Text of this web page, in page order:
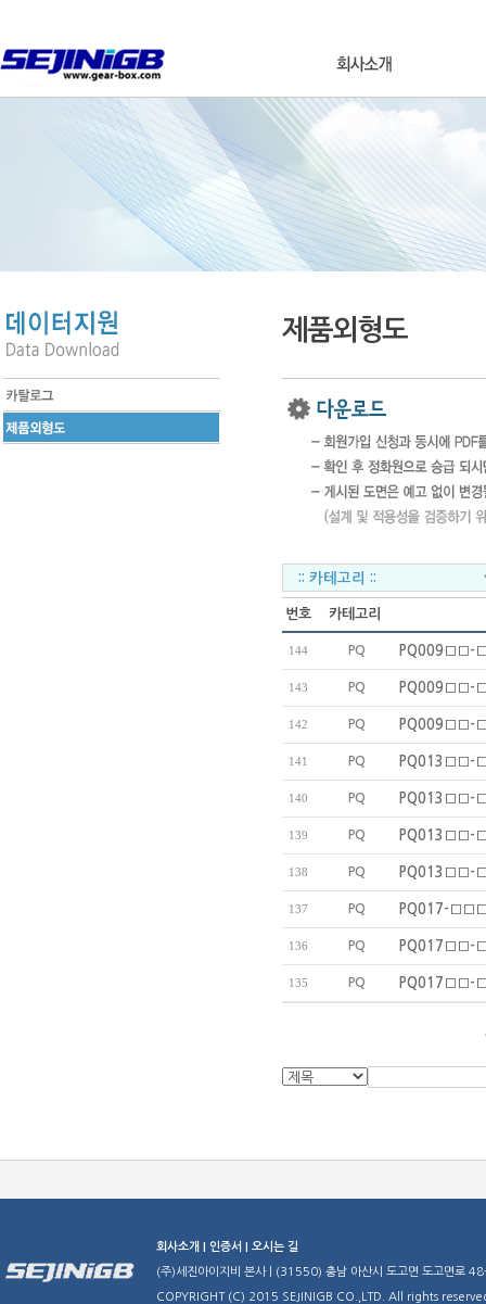
제품외형도
번호 카테고리
144 PQ PQ009□□-
143 PQ PQ009□□-
142 PQ PQ009□□-
141 PQ PQ013□□-
140 PQ PQ013□□-
139 PQ PQ013□□-
138 PQ PQ013□□-
137 PQ PQ017-
136 PQ PQ017□□-
135 PQ PQ017□□-
회사소개 | 인증서 | 오시는 길
(주)세진아이지비 본사 | (31550) 충남 아산시 도고면 도고
COPYRIGHT (C) 2015 SEJINIGB CO.,LTD. All rights